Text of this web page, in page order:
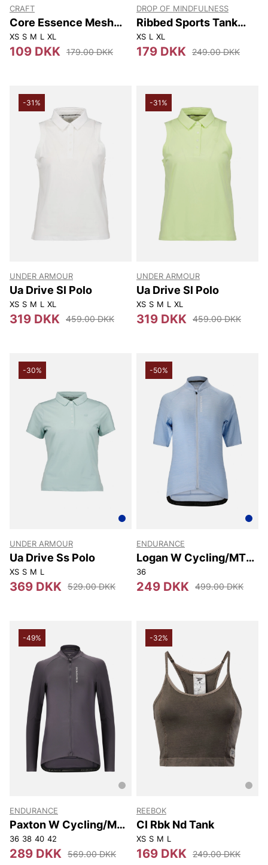
CRAFT
Core Essence Mesh
Singlet W
XS S M L XL
109 DKK 179.00 DKK
DROP OF MINDFULNESS
Ribbed Sports Tank
Top White - Xs
XS L XL
179 DKK 249.00 DKK
-31%
UNDER ARMOUR
Ua Drive Sl Polo
XS S M L XL
319 DKK 459.00 DKK
-31%
UNDER ARMOUR
Ua Drive Sl Polo
XS S M L XL
319 DKK 459.00 DKK
-30%
UNDER ARMOUR
Ua Drive Ss Polo
XS S M L
369 DKK 529.00 DKK
-50%
ENDURANCE
Logan W Cycling/MTB
Melange SS Jersey
36
249 DKK 499.00 DKK
-49%
ENDURANCE
Paxton W Cycling/MTB
LS Jersey
36 38 40 42
289 DKK 569.00 DKK
-32%
REEBOK
Cl Rbk Nd Tank
XS S M L
169 DKK 249.00 DKK